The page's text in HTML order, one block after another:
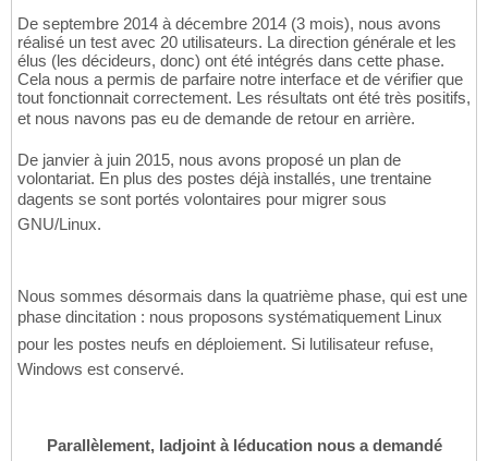
De septembre 2014 à décembre 2014 (3 mois), nous avons
réalisé un test avec 20 utilisateurs. La direction générale et les
élus (les décideurs, donc) ont été intégrés dans cette phase.
Cela nous a permis de parfaire notre interface et de vérifier que
tout fonctionnait correctement. Les résultats ont été très positifs,
et nous navons pas eu de demande de retour en arrière.
De janvier à juin 2015, nous avons proposé un plan de
volontariat. En plus des postes déjà installés, une trentaine
dagents se sont portés volontaires pour migrer sous
GNU/Linux.
Nous sommes désormais dans la quatrième phase, qui est une
phase dincitation : nous proposons systématiquement Linux
pour les postes neufs en déploiement. Si lutilisateur refuse,
Windows est conservé.
Parallèlement, ladjoint à léducation nous a demandé